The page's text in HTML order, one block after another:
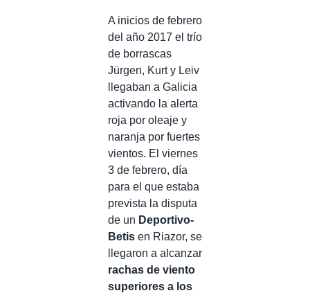
A inicios de febrero
del año 2017 el trío
de borrascas
Jürgen, Kurt y Leiv
llegaban a Galicia
activando la alerta
roja por oleaje y
naranja por fuertes
vientos. El viernes
3 de febrero, día
para el que estaba
prevista la disputa
de un Deportivo-
Betis en Riazor, se
llegaron a alcanzar
rachas de viento
superiores a los